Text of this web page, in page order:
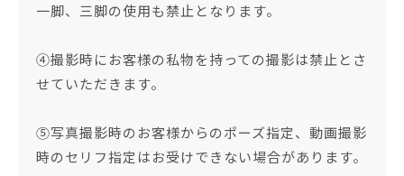
一脚、三脚の使用も禁止となります。
④撮影時にお客様の私物を持っての撮影は禁止とさ
せていただきます。
⑤写真撮影時のお客様からのポーズ指定、動画撮影
時のセリフ指定はお受けできない場合があります。